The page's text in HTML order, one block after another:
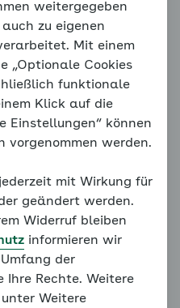
oder
geht, ist das
nach Stress, Sport
Ist der Stress
die Phasen lange an,
zur Regeneration,
Blutdruckerhöhung
nicht mehr runter.
Dauerstress auf
gut belegt.
Gleichgewicht
Vagus untersucht und
gemessen,
weitergegeben
zu eigenen
Mit einem
„Optionale Cookies
funktionale
Klick auf die
Einstellungen“ können
vorgenommen werden.
mit Wirkung für
geändert werden.
Widerruf bleiben
informieren wir
der
Ihre Rechte. Weitere
Weitere